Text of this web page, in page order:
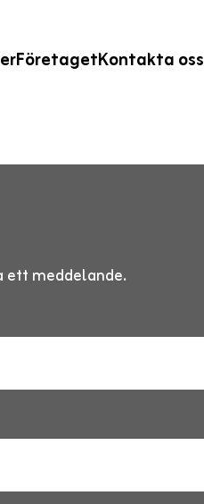
FöretagetKontakta oss
ett meddelande.